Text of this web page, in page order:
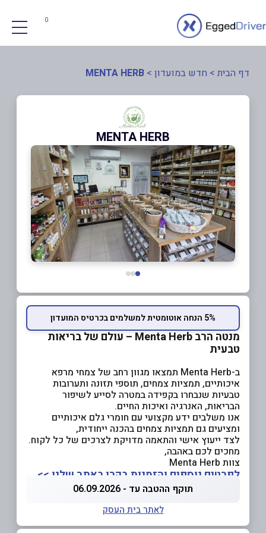
0
דף הבית > חדש במועדון >
MENTA HERB
MENTA HERB
5% הנחה אוטומטית למשלמים בכרטיס המועדון
מנטה הרב Menta Herb – עולם של בריאות
טבעית
ב-Menta Herb תמצאו מגוון רחב של צמחי מרפא
איכותיים, תמציות צמחים, תוספי תזונה ותערובות
טבעיות שנבחרו בקפידה במטרה לסייע לשיפור
הבריאות, האנרגיה ואיכות החיים.
אנו משלבים ידע מקצועי עם חומרי גלם איכותיים
ומציעים גם תמציות צמחים בהכנה ייחודית,
לצד ייעוץ אישי והתאמה מדויקת לצרכים של כל לקוח.
מחכים לכם באהבה,
צוות Menta Herb
לפרטים נוספים והזמנות בקרו באתר שלנו >>
תוקף ההטבה עד - 06.09.2026
לאתר בית העסק